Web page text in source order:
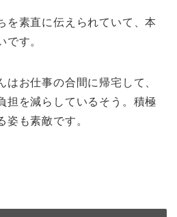
を素直に伝えられていて、本
です。
はお仕事の合間に帰宅して、
担を減らしているそう。積極
姿も素敵です。